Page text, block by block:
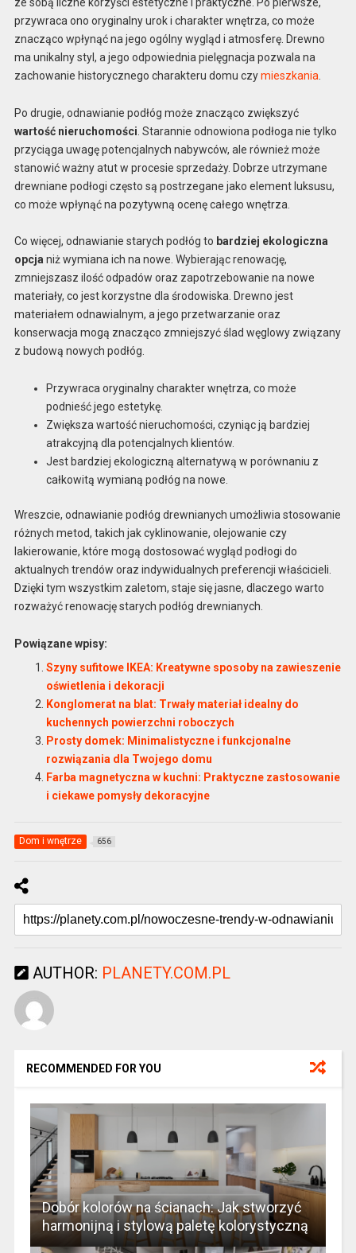
przywraca ono oryginalny urok i charakter wnętrza, co może
znacząco wpłynąć na jego ogólny wygląd i atmosferę. Drewno
ma unikalny styl, a jego odpowiednia pielęgnacja pozwala na
zachowanie historycznego charakteru domu czymieszkania
Po drugie, odnawianie podłóg może znacząco zwiększyć
wartość nieruchomości . Starannie odnowiona podłoga nie tylko
przyciąga uwagę potencjalnych nabywców, ale również może
stanowić ważny atut w procesie sprzedaży. Dobrze utrzymane
drewniane podłogi często są postrzegane jako element luksusu,
co może wpłynąć na pozytywną ocenę całego wnętrza.
Co więcej, odnawianie starych podłóg to bardziej ekologiczna
opcja niż wymiana ich na nowe. Wybierając renowację,
zmniejszasz ilość odpadów oraz zapotrzebowanie na nowe
materiały, co jest korzystne dla środowiska. Drewno jest
materiałem odnawialnym, a jego przetwarzanie oraz
konserwacja mogą znacząco zmniejszyć ślad węglowy związany
z budową nowych podłóg.
Przywraca oryginalny charakter wnętrza, co może
podnieść jego estetykę.
Zwiększa wartość nieruchomości, czyniąc ją bardziej
atrakcyjną dla potencjalnych klientów.
Jest bardziej ekologiczną alternatywą w porównaniu z
całkowitą wymianą podłóg na nowe.
Wreszcie, odnawianie podłóg drewnianych umożliwia stosowanie
różnych metod, takich jak cyklinowanie, olejowanie czy
lakierowanie, które mogą dostosować wygląd podłogi do
aktualnych trendów oraz indywidualnych preferencji właścicieli.
Dzięki tym wszystkim zaletom, staje się jasne, dlaczego warto
rozważyć renowację starych podłóg drewnianych.
Powiązane wpisy:
Szyny sufitowe IKEA: Kreatywne sposoby na zawieszenie
oświetlenia i dekoracji
Konglomerat na blat: Trwały materiał idealny do
kuchennych powierzchni roboczych
Prosty domek: Minimalistyczne i funkcjonalne
rozwiązania dla Twojego domu
Farba magnetyczna w kuchni: Praktyczne zastosowanie
i ciekawe pomysły dekoracyjne
Dom i wnętrze 656
AUTHOR: PLANETY.COM.PL
RECOMMENDED FOR YOU
Dobór kolorów na ścianach: Jak stworzyć
harmonijną i stylową paletę kolorystyczną